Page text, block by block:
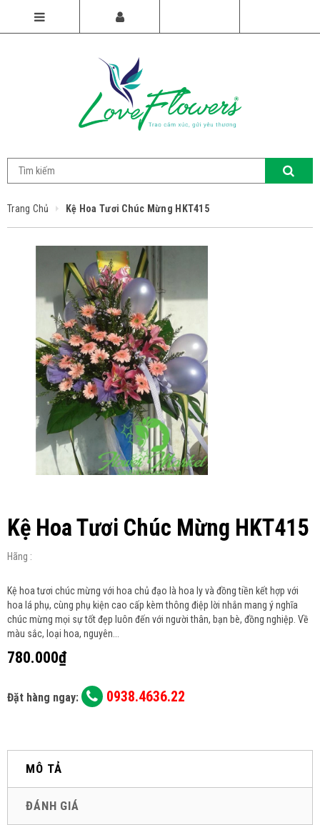
Trang Chủ Kệ Hoa Tươi Chúc Mừng HKT415
Kệ Hoa Tươi Chúc Mừng HKT415
Hãng :
Kệ hoa tươi chúc mừng với hoa chủ đạo là hoa ly và đồng tiền kết hợp với
hoa lá phụ, cùng phụ kiện cao cấp kèm thông điệp lời nhắn mang ý nghĩa
chúc mừng mọi sự tốt đẹp luôn đến với người thân, bạn bè, đồng nghiệp. Về
màu sắc, loại hoa, nguyên...
780.000₫
Đặt hàng ngay: 0938.4636.22
MÔ TẢ
ĐÁNH GIÁ